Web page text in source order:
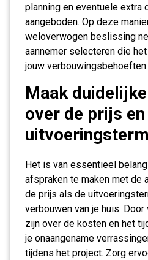
planning en eventuele extra
aangeboden. Op deze
weloverwogen beslissing
aannemer selecteren die
jouw verbouwingsbehoeften.
Maak
over de prijs en
Het is van essentieel
afspraken te maken met de
de prijs als de
verbouwen van je huis.
zijn over de kosten en het
je onaangename
tijdens het project. Zorg